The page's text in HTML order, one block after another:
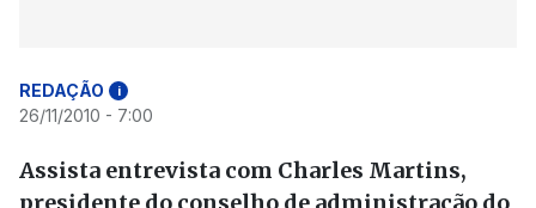
REDAÇÃO i
26/11/2010 - 7:00
Assista entrevista com Charles Martins,